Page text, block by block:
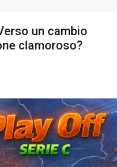
un cambio
clamoroso?